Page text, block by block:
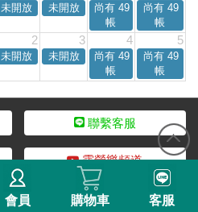
未開放 未開放
尚有 49
帳
尚有 49
帳
未開放 未開放
尚有 49
帳
尚有 49
帳
2 3 4 5
聯繫客服
露營樂頻道
加入合作 營區稅籍登記
會員 購物車 客服